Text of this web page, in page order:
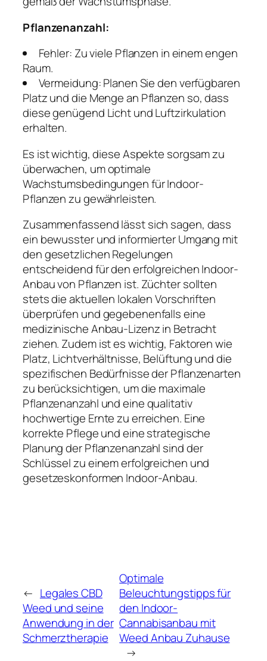
Pflanzenanzahl:
Fehler: Zu viele Pflanzen in einem engen
Raum.
Vermeidung: Planen Sie den verfügbaren
Platz und die Menge an Pflanzen so, dass
diese genügend Licht und Luftzirkulation
erhalten.
Es ist wichtig, diese Aspekte sorgsam zu
überwachen, um optimale
Wachstumsbedingungen für Indoor-
Pflanzen zu gewährleisten.
Zusammenfassend lässt sich sagen, dass
ein bewusster und informierter Umgang mit
den gesetzlichen Regelungen
entscheidend für den erfolgreichen Indoor-
Anbau von Pflanzen ist. Züchter sollten
stets die aktuellen lokalen Vorschriften
überprüfen und gegebenenfalls eine
medizinische Anbau-Lizenz in Betracht
ziehen. Zudem ist es wichtig, Faktoren wie
Platz, Lichtverhältnisse, Belüftung und die
spezifischen Bedürfnisse der Pflanzenarten
zu berücksichtigen, um die maximale
Pflanzenanzahl und eine qualitativ
hochwertige Ernte zu erreichen. Eine
korrekte Pflege und eine strategische
Planung der Pflanzenanzahl sind der
Schlüssel zu einem erfolgreichen und
gesetzeskonformen Indoor-Anbau.
← Legales CBD
Weed und seine
Anwendung in der
Schmerztherapie
Optimale
Beleuchtungstipps für
den Indoor-
Cannabisanbau mit
Weed Anbau Zuhause
→